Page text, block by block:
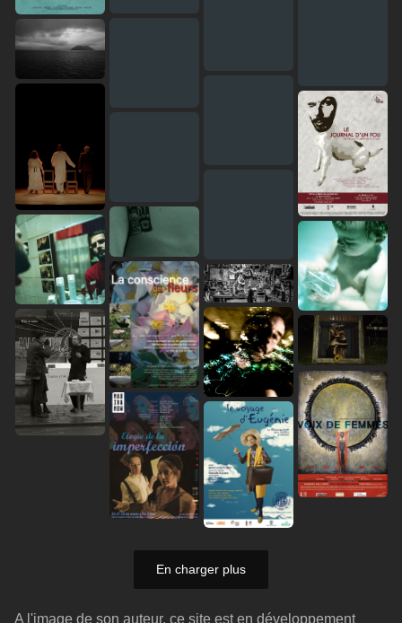
En charger plus
A l'image de son auteur, ce site est en développement